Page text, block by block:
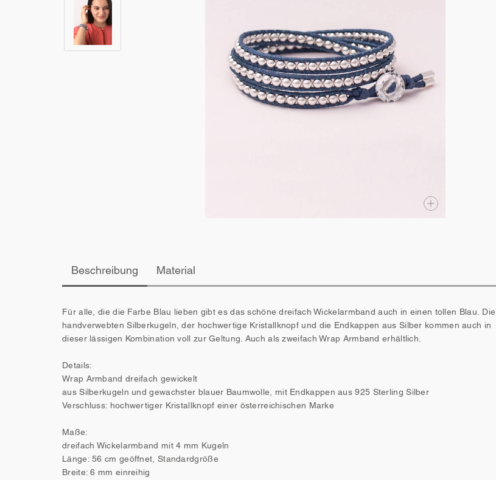
Beschreibung Material
Für alle, die die Farbe Blau lieben gibt es das schöne dreifach Wickelarmband auch in einen tollen Blau. Die
handverwebten Silberkugeln, der hochwertige Kristallknopf und die Endkappen aus Silber kommen auch in
dieser lässigen Kombination voll zur Geltung. Auch als zweifach Wrap Armband erhältlich.
Details:
Wrap Armband dreifach gewickelt
aus Silberkugeln und gewachster blauer Baumwolle, mit Endkappen aus 925 Sterling Silber
Verschluss: hochwertiger Kristallknopf einer österreichischen Marke
Maße:
dreifach Wickelarmband mit 4 mm Kugeln
Länge: 56 cm geöffnet, Standardgröße
Breite: 6 mm einreihig